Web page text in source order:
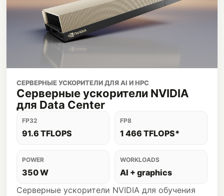
СЕРВЕРНЫЕ УСКОРИТЕЛИ ДЛЯ AI И HPC
Серверные ускорители NVIDIA
для Data Center
FP32
91.6 TFLOPS
FP8
1 466 TFLOPS*
POWER
350 W
WORKLOADS
AI + graphics
Серверные ускорители NVIDIA для обучения